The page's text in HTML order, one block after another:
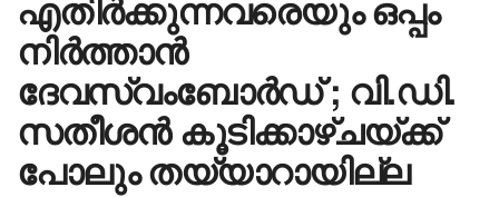
നിര്‍ത്താന്‍
ദേവസ്വംബോര്‍ഡ് ; വി.ഡി.
സതീശന്‍ കൂടിക്കാഴ്ചയ്ക്ക്
പോലും തയ്യാറായില്ല